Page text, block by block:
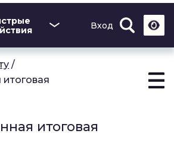
Вход
/
итоговая
итоговая